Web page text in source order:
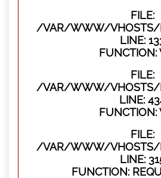
FILE:
/VAR/WWW/VHOSTS/
LINE:
FUNCTION:
FILE:
/VAR/WWW/VHOSTS/
LINE:
FUNCTION:
FILE:
/VAR/WWW/VHOSTS/
LINE:
FUNCTION: